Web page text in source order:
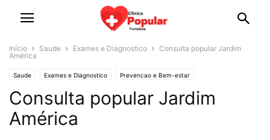
Início Saude Exames e Diagnostico
Consulta popular Jardim
América
Saude Exames e Diagnostico Prevencao e Bem-estar
Consulta popular Jardim
América